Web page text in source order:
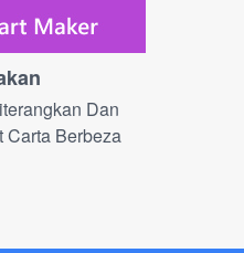
Dan
Carta Berbeza